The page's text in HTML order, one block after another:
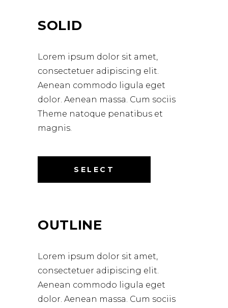
SOLID
Lorem ipsum dolor sit amet,
consectetuer adipiscing elit.
Aenean commodo ligula eget
dolor. Aenean massa. Cum sociis
Theme natoque penatibus et
magnis.
SELECT
OUTLINE
Lorem ipsum dolor sit amet,
consectetuer adipiscing elit.
Aenean commodo ligula eget
dolor. Aenean massa. Cum sociis